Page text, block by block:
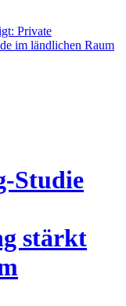
Private
im ländlichen Raum
Studie
stärkt